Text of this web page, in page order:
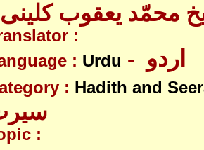
محمّد یعقوب کلینی
:
: Urdu
: Hadith and
: